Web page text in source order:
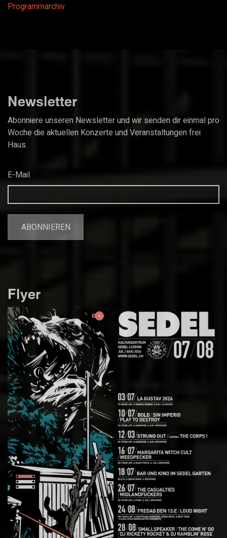
Programmarchiv
Newsletter
Abonniere unseren Newsletter und wir senden dir einmal pro
Woche die aktuellen Konzerte und Veranstaltungen frei
Haus.
E-Mail
Flyer